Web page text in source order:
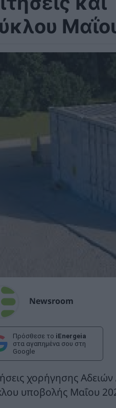
Newsroom
Πρόσθεσε το iEnergeia
στα αγαπημένα σου στη
Google
χορήγησης
υποβολής Μαΐου